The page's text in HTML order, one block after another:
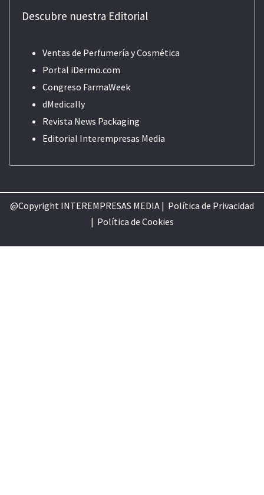
Descubre nuestra Editorial
Ventas de Perfumería y Cosmética
Portal iDermo.com
Congreso FarmaWeek
dMedically
Revista News Packaging
Editorial Interempresas Media
@Copyright INTEREMPRESAS MEDIA | Política de Privacidad
| Política de Cookies